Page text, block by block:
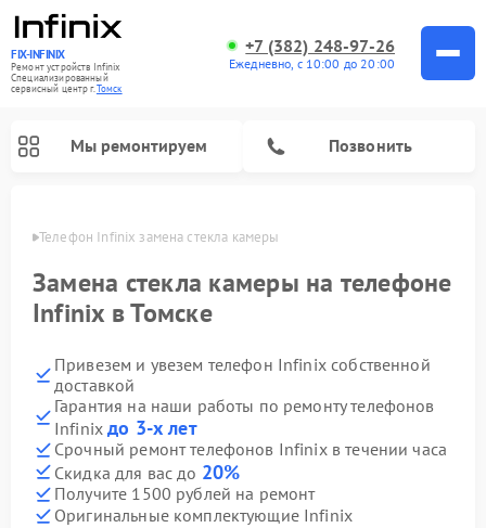
FIX-INFINIX
Ремонт устройств Infinix
Специализированный
cервисный центр г.Томск
+7 (382) 248-97-26
Ежедневно, с 10:00 до 20:00
Мы ремонтируем Позвонить
Телефон Infinix замена стекла камеры
Замена стекла камеры на телефоне
Infinix в Томске
Привезем и увезем телефон Infinix собственной
доставкой
Гарантия на наши работы по ремонту телефонов
Infinixдо 3-х лет
Срочный ремонт телефонов Infinix в течении часа
Скидка для вас до 20%
Получите 1500 рублей на ремонт
Оригинальные комплектующие Infinix